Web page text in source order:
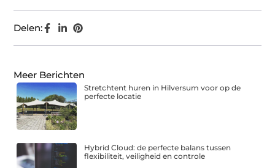
Delen:
Meer Berichten
Stretchtent huren in Hilversum voor op de
perfecte locatie
Hybrid Cloud: de perfecte balans tussen
flexibiliteit, veiligheid en controle